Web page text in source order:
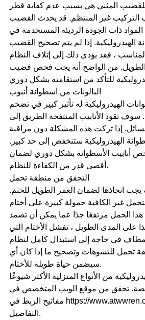
للقضيب المثني هي بسبب عدم كفاية قطر
التركيب غير المنتظم. قد يحدث القضيب
ذات الجودة الرديئة المستخدمة في
الهيدروليكية. إذا لم يتم تصحيح القضيب
، فقد يؤدي ذلك إلى إتلاف النظام
الطويل. من الواضح أنه يجب فحص قضيب
البالونات من اسطوانة أنبوب
الهيدروليكية له تأثير كبير في تضخم
سوف تقود الأنابيب المنتفخة الطريق إلى
إذا تركت هذه المشكلة دون مراقبة
الهيدروليكية ستنخفض إلى حد كبير.
أنابيب الأسطوانة بشكل دوري لضمان
أقصى قدر من الكفاءة للنظام.
التحقق من منطقة تحمل
اتخاذها لضمان العمر الطويل للختم.
غير الكافية حمولة كبيرة على أختام
الحمل مرتفعًا جدًا عما يمكن أن تصمد
على المدى الطويل ، تفشل الأختام التي
في حاجة إلى استبدال كامل لنظام
تحمل للتشوهات وتصحيح ما إذا كان أي
سيضمن حياة طويلة للأختام.
من الأنواع المنزلية الأكثر شيوعًا
تحقق من موقع الويب المتخصص في
مفاتيح الربط في https://www.atwwren.com للحصول على
التفاصيل.